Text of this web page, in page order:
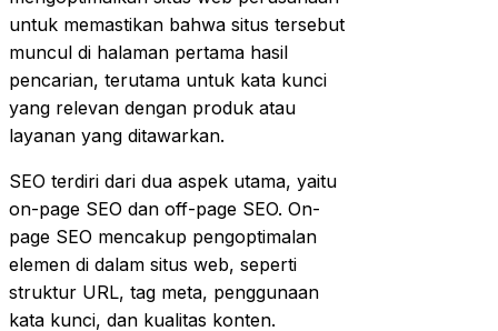
untuk memastikan bahwa situs tersebut
muncul di halaman pertama hasil
pencarian, terutama untuk kata kunci
yang relevan dengan produk atau
layanan yang ditawarkan.
SEO terdiri dari dua aspek utama, yaitu
on-page SEO dan off-page SEO. On-
page SEO mencakup pengoptimalan
elemen di dalam situs web, seperti
struktur URL, tag meta, penggunaan
kata kunci, dan kualitas konten.